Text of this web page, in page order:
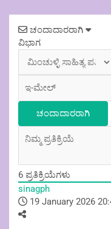
Post
navigation
ಚಂದಾದಾರರಾಗಿ
ವಿಭಾಗ
6 ಪ್ರತಿಕ್ರಿಯೆಗಳು
sinagph
19 January 2026